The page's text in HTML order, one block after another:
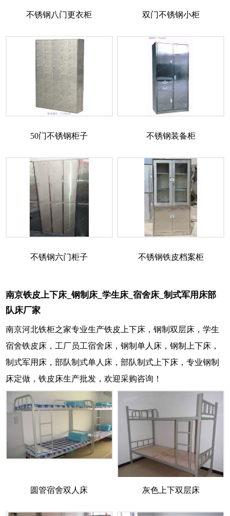
不锈钢八门更衣柜 双门不锈钢小柜
50门不锈钢柜子 不锈钢装备柜
不锈钢六门柜子 不锈钢铁皮档案柜
南京铁皮上下床_钢制床_学生床_宿舍床_制式军用床部
队床厂家
南京河北铁柜之家专业生产铁皮上下床，钢制双层床，学生
宿舍铁皮床，工厂员工宿舍床，钢制单人床，钢制上下床，
制式军用床，部队制式单人床，部队制式上下床，专业钢制
床定做，铁皮床生产批发，欢迎采购咨询！
圆管宿舍双人床 灰色上下双层床